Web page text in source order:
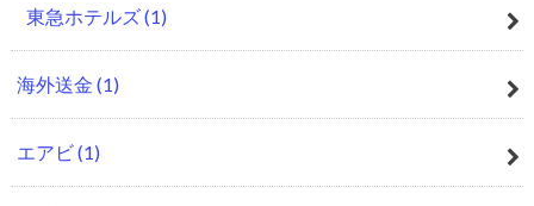
東急ホテルズ(1)
海外送金 (1)
エアビ(1)